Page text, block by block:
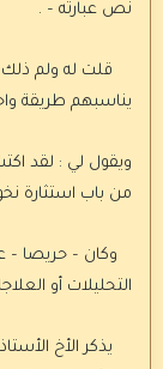
نص عبارته – .
قلت له ولم ذلك
يناسبهم طريقة
ويقول لي : لقد
من باب استثارة
وكان – حريصا –
التحليلات أو
يذكر الأخ